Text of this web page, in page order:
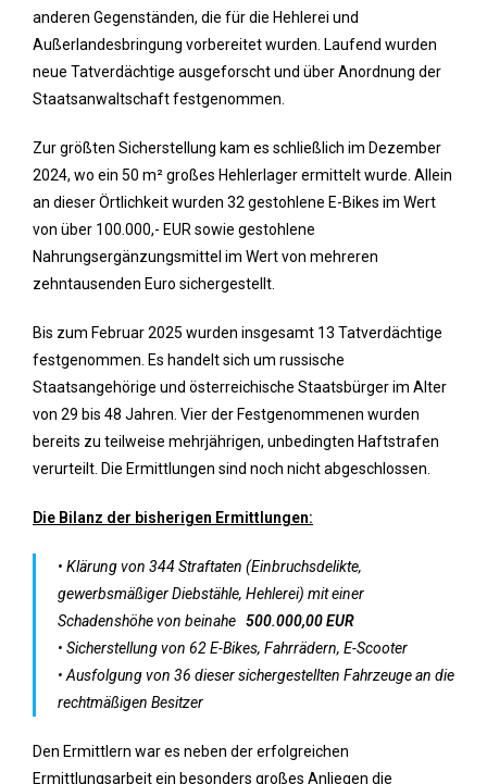
anderen Gegenständen, die für die Hehlerei und
Außerlandesbringung vorbereitet wurden. Laufend wurden
neue Tatverdächtige ausgeforscht und über Anordnung der
Staatsanwaltschaft festgenommen.
Zur größten Sicherstellung kam es schließlich im Dezember
2024, wo ein 50 m² großes Hehlerlager ermittelt wurde. Allein
an dieser Örtlichkeit wurden 32 gestohlene E-Bikes im Wert
von über 100.000,- EUR sowie gestohlene
Nahrungsergänzungsmittel im Wert von mehreren
zehntausenden Euro sichergestellt.
Bis zum Februar 2025 wurden insgesamt 13 Tatverdächtige
festgenommen. Es handelt sich um russische
Staatsangehörige und österreichische Staatsbürger im Alter
von 29 bis 48 Jahren. Vier der Festgenommenen wurden
bereits zu teilweise mehrjährigen, unbedingten Haftstrafen
verurteilt. Die Ermittlungen sind noch nicht abgeschlossen.
Die Bilanz der bisherigen Ermittlungen:
• Klärung von 344 Straftaten (Einbruchsdelikte,
gewerbsmäßiger Diebstähle, Hehlerei) mit einer
Schadenshöhe von beinahe 500.000,00 EUR
• Sicherstellung von 62 E-Bikes, Fahrrädern, E-Scooter
• Ausfolgung von 36 dieser sichergestellten Fahrzeuge an die
rechtmäßigen Besitzer
Den Ermittlern war es neben der erfolgreichen
Ermittlungsarbeit ein besonders großes Anliegen die